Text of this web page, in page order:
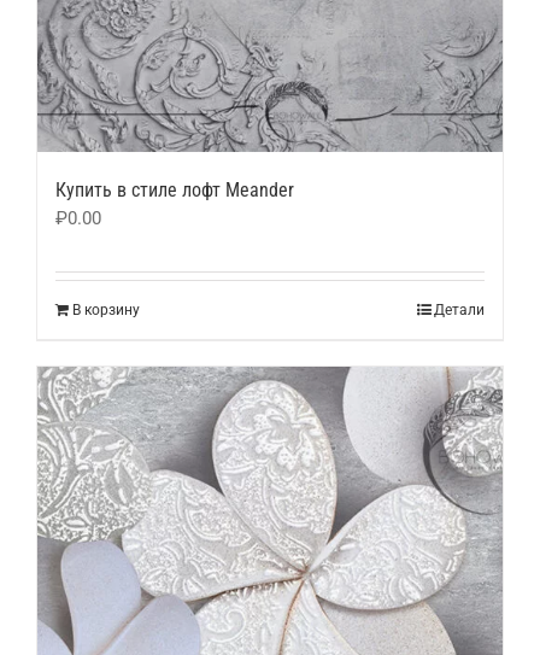
Купить в стиле лофт Meander
₽0.00
В корзину Детали